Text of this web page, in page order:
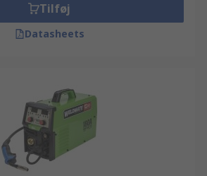
Tilføj
Datasheets